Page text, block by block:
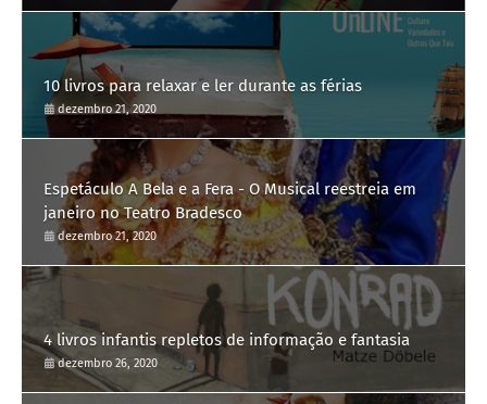
10 livros para relaxar e ler durante as férias
dezembro 21, 2020
Espetáculo A Bela e a Fera - O Musical reestreia em
janeiro no Teatro Bradesco
dezembro 21, 2020
4 livros infantis repletos de informação e fantasia
dezembro 26, 2020